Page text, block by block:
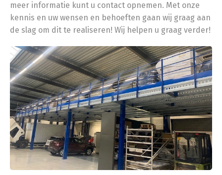
meer informatie kunt u contact opnemen. Met onze
kennis en uw wensen en behoeften gaan wij graag aan
de slag om dit te realiseren! Wij helpen u graag verder!